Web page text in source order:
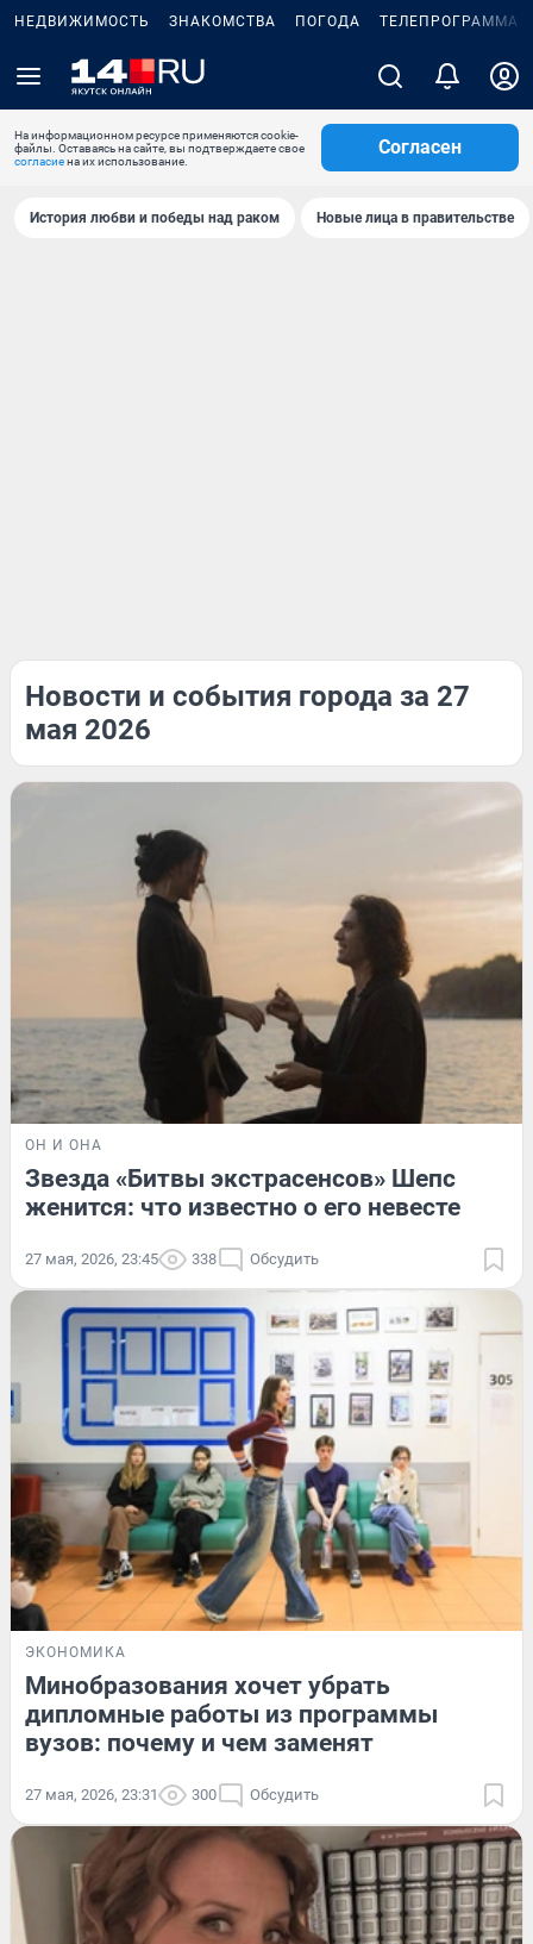
НЕДВИЖИМОСТЬ ЗНАКОМСТВА ПОГОДА ТЕЛЕПРОГРАММА
На информационном ресурсе применяются cookie-
файлы. Оставаясь на сайте, вы подтверждаете свое
согласиена их использование.
Согласен
История любви и победы над раком Новые лица в правительстве
Новости и события города за 27
мая 2026
ОН И ОНА
Звезда «Битвы экстрасенсов» Шепс
женится: что известно о его невесте
27 мая, 2026, 23:45 338 Обсудить
ЭКОНОМИКА
Минобразования хочет убрать
дипломные работы из программы
вузов: почему и чем заменят
27 мая, 2026, 23:31 300 Обсудить